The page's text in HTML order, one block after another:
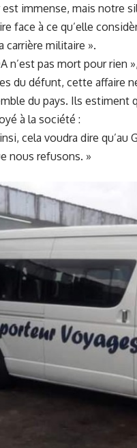
immense, mais notre
face à ce qu’elle
carrière militaire ».
n’est pas mort pour rien
du défunt, cette affaire
du pays. Ils
à la société :
cela voudra dire
nous refusons. »